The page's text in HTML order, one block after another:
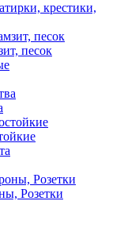
крестики,
песок
Розетки